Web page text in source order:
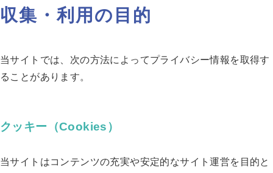
収集・利用の目的
当サイトでは、次の方法によってプライバシー情報を取得す
ることがあります。
クッキー（Cookies）
当サイトはコンテンツの充実や安定的なサイト運営を目的と